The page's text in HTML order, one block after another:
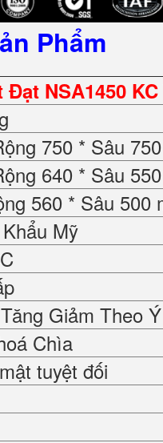
Phẩm
Đạt NSA1450
750 * Sâu
640 * Sâu
560 * Sâu 500
Mỹ
Giảm Theo
Chìa
tuyệt đối